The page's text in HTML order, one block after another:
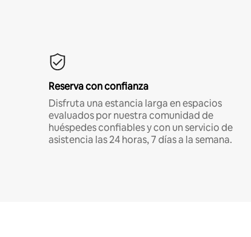
Reserva con confianza
Disfruta una estancia larga en espacios
evaluados por nuestra comunidad de
huéspedes confiables y con un servicio de
asistencia las 24 horas, 7 días a la semana.